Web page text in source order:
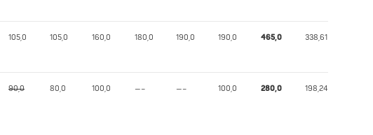
105,0 105,0 160,0 180,0 190,0 190,0 465,0 338,61
90,0 80,0 100,0 —– —– 100,0 280,0 198,24